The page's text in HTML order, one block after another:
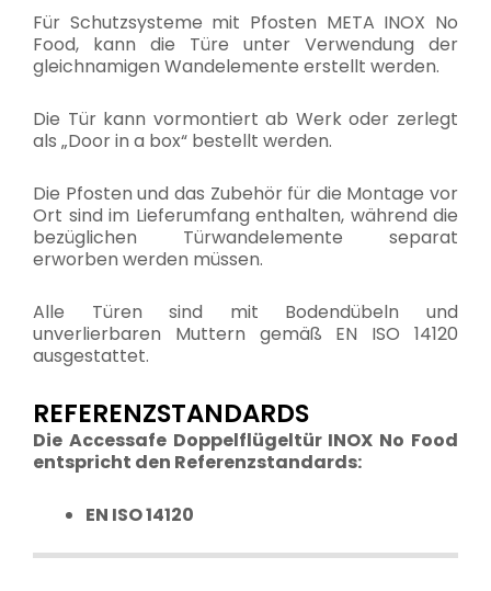
Für Schutzsysteme mit Pfosten META INOX No
Food, kann die Türe unter Verwendung der
gleichnamigen Wandelemente erstellt werden.
Die Tür kann vormontiert ab Werk oder zerlegt
als „Door in a box“ bestellt werden.
Die Pfosten und das Zubehör für die Montage vor
Ort sind im Lieferumfang enthalten, während die
bezüglichen Türwandelemente separat
erworben werden müssen.
Alle Türen sind mit Bodendübeln und
unverlierbaren Muttern gemäß EN ISO 14120
ausgestattet.
REFERENZSTANDARDS
Die Accessafe Doppelflügeltür INOX No Food
entspricht den Referenzstandards:
EN ISO 14120